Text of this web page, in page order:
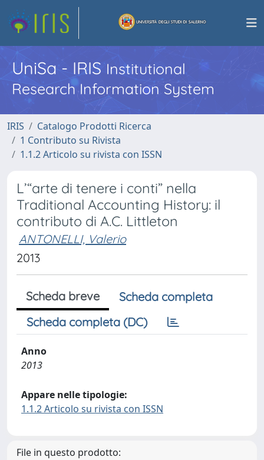
UniSa - IRISInstitutional
Research Information System
IRIS
Catalogo Prodotti Ricerca
1 Contributo su Rivista
1.1.2 Articolo su rivista con ISSN
L’“arte di tenere i conti” nella
Traditional Accounting History: il
contributo di A.C. Littleton
ANTONELLI, Valerio
2013
Scheda breve
Scheda completa
Scheda completa (DC)
Anno
2013
Appare nelle tipologie:
1.1.2 Articolo su rivista con ISSN
File in questo prodotto: